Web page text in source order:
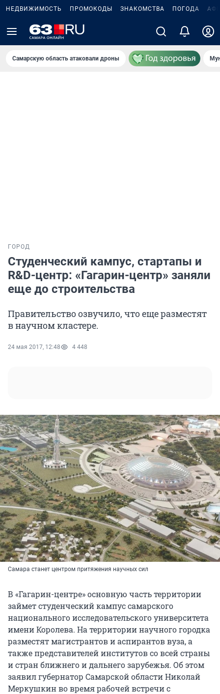
НЕДВИЖИМОСТЬ ПРОМОКОДЫ ЗНАКОМСТВА ПОГОДА
Самарскую область атаковали дроны
ГОРОД
Студенческий кампус, стартапы и
R&D-центр: «Гагарин-центр» заняли
еще до строительства
Правительство озвучило, что еще разместят
в научном кластере.
24 мая 2017, 12:48 4 448
Самара станет центром притяжения научных сил
В «Гагарин-центре» основную часть территории
займет студенческий кампус самарского
национального исследовательского университета
имени Королева. На территории научного городка
разместят магистрантов и аспирантов вуза, а
также представителей институтов со всей страны
и стран ближнего и дальнего зарубежья. Об этом
заявил губернатор Самарской области Николай
Меркушкин во время рабочей встречи с